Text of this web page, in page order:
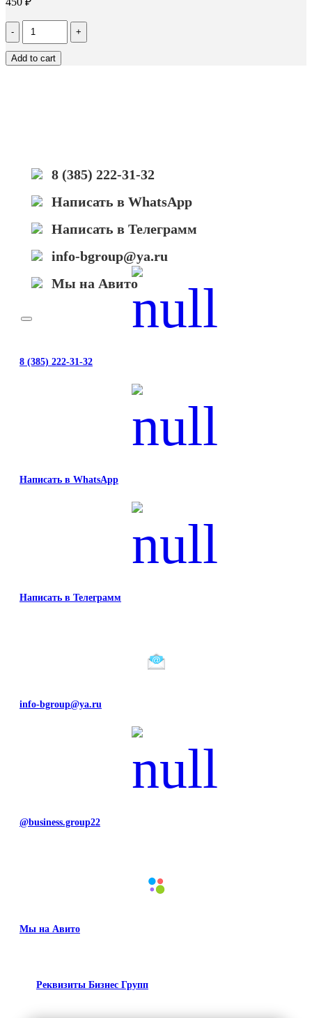
Количество
Чип
Hi-
Black
Add to cart
8 (385) 222-31-32
Написать в WhatsApp
Написать в Телеграмм
info-bgroup@ya.ru
Мы на Авито
8 (385) 222-31-32
Написать в WhatsApp
Написать в Телеграмм
info-bgroup@ya.ru
@business.group22
Мы на Авито
Реквизиты Бизнес Групп